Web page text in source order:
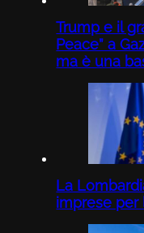
Trump e il
Peace” a
ma è una
La
imprese per